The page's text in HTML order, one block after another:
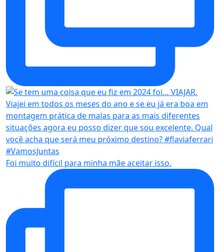
Foi muito difícil para minha mãe aceitar isso.